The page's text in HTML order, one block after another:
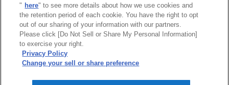
GRスープラ DB82 フロアマット＆ラゲッジマットセット FLOOR
]
" here" to see more details about how we use cookies and
the retention period of each cookie. You have the right to opt
out of our sharing of your information with our partners.
Please click [Do Not Sell or Share My Personal Information]
to exercise your right.
Privacy Policy
Change your sell or share preference